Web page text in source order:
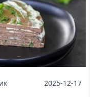
2025-12-17